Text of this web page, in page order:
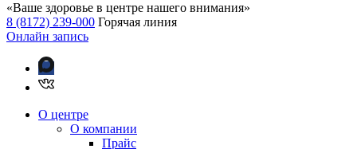
«Ваше здоровье в центре нашего внимания»
8 (8172) 239-000 Горячая линия
Онлайн запись
О центре
О компании
Прайс